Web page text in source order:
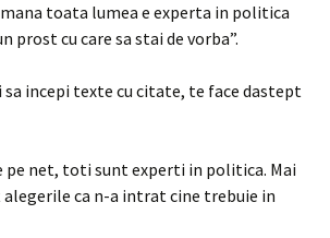
toata lumea e experta in politica
prost cu care sa stai de vorba”.
sa incepi texte cu citate, te face dastept
pe net, toti sunt experti in politica. Mai
alegerile ca n-a intrat cine trebuie in